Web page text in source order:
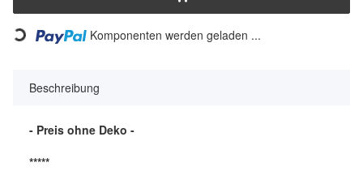
Loading... Komponenten werden geladen ...
Beschreibung
- Preis ohne Deko -
*****